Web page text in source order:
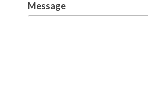
Message